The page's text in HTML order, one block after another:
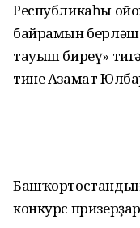
Республикаһы
байрамын
тауыш биреү»
тине Азамат
конкурс